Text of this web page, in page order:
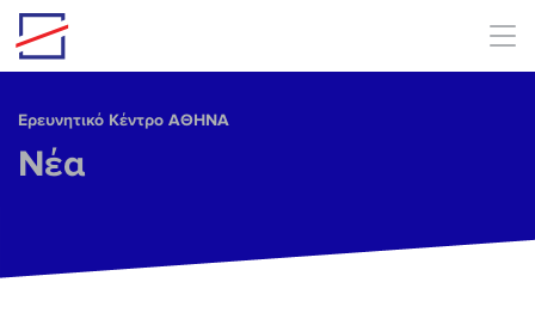
Skip to main content
Ερευνητικό Κέντρο ΑΘΗΝΑ
Νέα